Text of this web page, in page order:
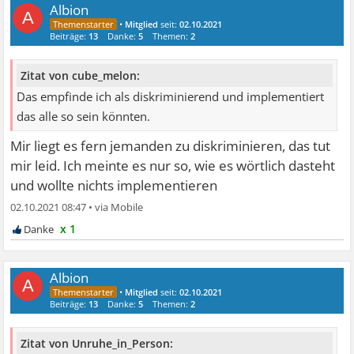
A Albion
• Mitglied seit:02.10.2021
Beiträge: 13 Danke:5 Themen:2
Zitat von cube_melon:
Das empfinde ich als diskriminierend und implementiert
das alle so sein könnten.
Mir liegt es fern jemanden zu diskriminieren, das tut
mir leid. Ich meinte es nur so, wie es wörtlich dasteht
und wollte nichts implementieren
02.10.2021 08:47 •
x 1
A Albion
• Mitglied seit:02.10.2021
Beiträge: 13 Danke:5 Themen:2
Zitat von Unruhe_in_Person: